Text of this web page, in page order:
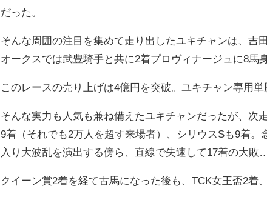
だった。
そんな周囲の注目を集めて走り出したユキチャンは、吉
オークスでは武豊騎手と共に2着プロヴィナージュに8馬
このレースの売り上げは4億円を突破。ユキチャン専用
そんな実力も人気も兼ね備えたユキチャンだったが、次
9着（それでも2万人を超す来場者）、シリウスSも9着
入り大波乱を演出する傍ら、直線で失速して17着の大敗
クイーン賞2着を経て古馬になった後も、TCK女王盃2着